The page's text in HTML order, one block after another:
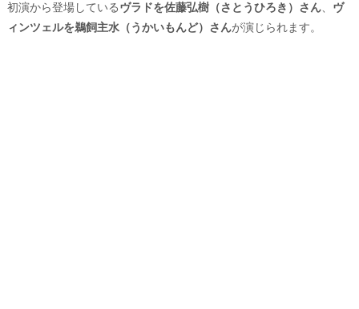
初演から登場しているヴラドを佐藤弘樹（さとうひろき）さん、 ヴ
ィンツェルを鵜飼主水（うかいもんど）さんが演じられます。